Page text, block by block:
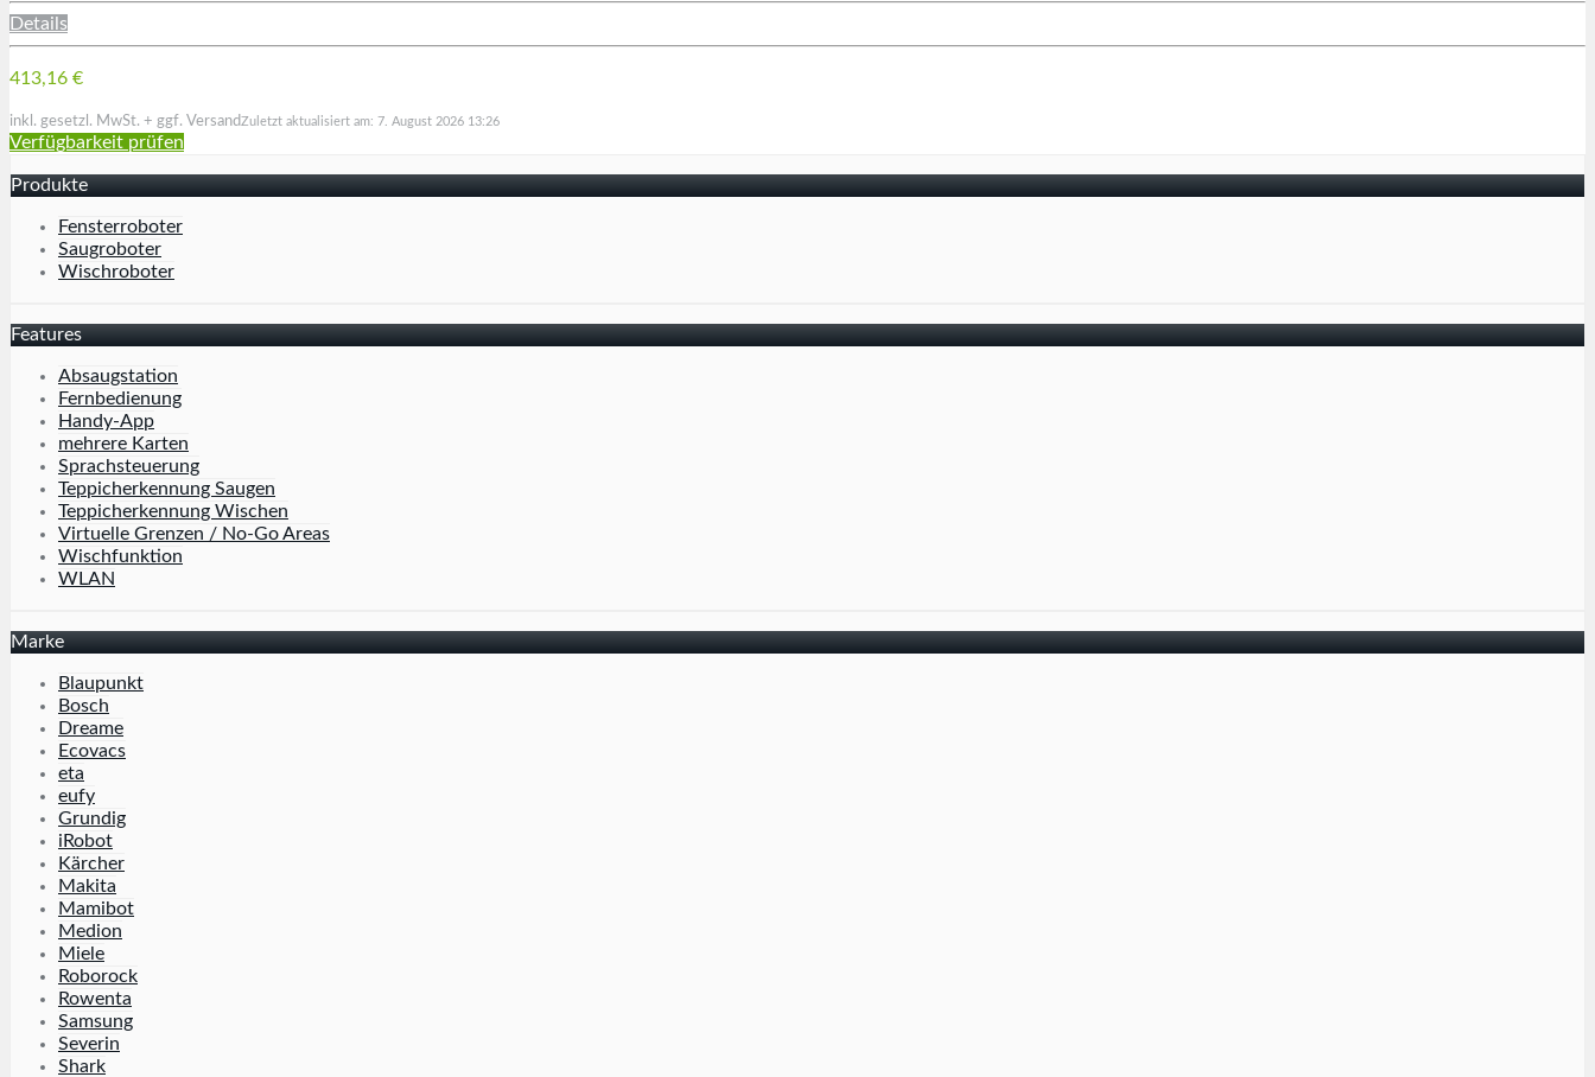
Details
413,16 €
inkl. gesetzl. MwSt. + ggf. VersandZuletzt aktualisiert am: 7. August 2026 13:26
Verfügbarkeit prüfen
Produkte
Fensterroboter
Saugroboter
Wischroboter
Features
Absaugstation
Fernbedienung
Handy-App
mehrere Karten
Sprachsteuerung
Teppicherkennung Saugen
Teppicherkennung Wischen
Virtuelle Grenzen / No-Go Areas
Wischfunktion
WLAN
Marke
Blaupunkt
Bosch
Dreame
Ecovacs
eta
eufy
Grundig
iRobot
Kärcher
Makita
Mamibot
Medion
Miele
Roborock
Rowenta
Samsung
Severin
Shark